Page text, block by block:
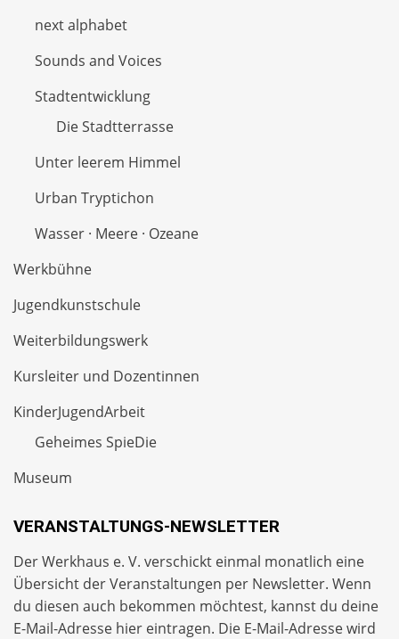
next alphabet
Sounds and Voices
Stadtentwicklung
Die Stadtterrasse
Unter leerem Himmel
Urban Tryptichon
Wasser · Meere · Ozeane
Werkbühne
Jugendkunstschule
Weiterbildungswerk
Kursleiter und Dozentinnen
KinderJugendArbeit
Geheimes SpieDie
Museum
VERANSTALTUNGS-NEWSLETTER
Der Werkhaus e. V. verschickt einmal monatlich eine
Übersicht der Veranstaltungen per Newsletter. Wenn
du diesen auch bekommen möchtest, kannst du deine
E-Mail-Adresse hier eintragen. Die E-Mail-Adresse wird